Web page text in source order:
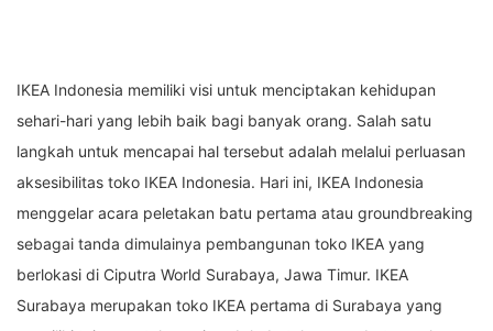
IKEA Indonesia memiliki visi untuk menciptakan kehidupan
sehari-hari yang lebih baik bagi banyak orang. Salah satu
langkah untuk mencapai hal tersebut adalah melalui perluasan
aksesibilitas toko IKEA Indonesia. Hari ini, IKEA Indonesia
menggelar acara peletakan batu pertama atau groundbreaking
sebagai tanda dimulainya pembangunan toko IKEA yang
berlokasi di Ciputra World Surabaya, Jawa Timur. IKEA
Surabaya merupakan toko IKEA pertama di Surabaya yang